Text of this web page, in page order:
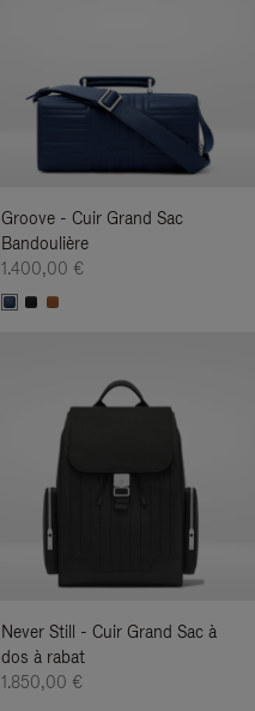
Groove - Cuir Grand Sac
Bandoulière
1.400,00 €
Never Still - Cuir Grand Sac à
dos à rabat
1.850,00 €